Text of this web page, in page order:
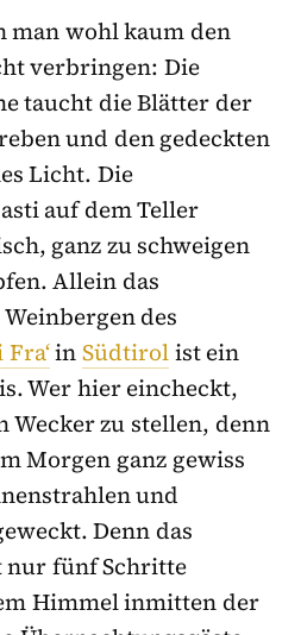
man wohl kaum den
verbringen: Die
taucht die Blätter der
und den gedeckten
Licht. Die
auf dem Teller
ganz zu schweigen
Allein das
des
inSüdtirolist ein
Wer hier eincheckt,
Wecker zu stellen, denn
Morgen ganz gewiss
und
Denn das
fünf Schritte
Himmel inmitten der